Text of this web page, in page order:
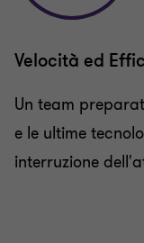
Velocità ed
Un team
e le ultime
interruzione